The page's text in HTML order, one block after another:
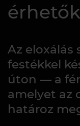
Az eloxálás
festékkel
úton — a
amelyet az
határoz